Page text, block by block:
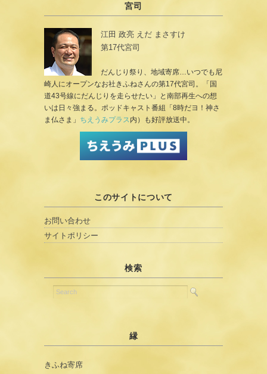
宮司
江田 政亮 えだ まさすけ
第17代宮司
だんじり祭り、地域寄席…いつでも尼
崎人にオープンなお社きふねさんの第17代宮司。「国
道43号線にだんじりを走らせたい」と南部再生への想
いは日々強まる。ポッドキャスト番組「8時だヨ！神さ
ま仏さま」 ちえうみプラス 内）も好評放送中。
このサイトについて
お問い合わせ
サイトポリシー
検索
縁
きふね寄席